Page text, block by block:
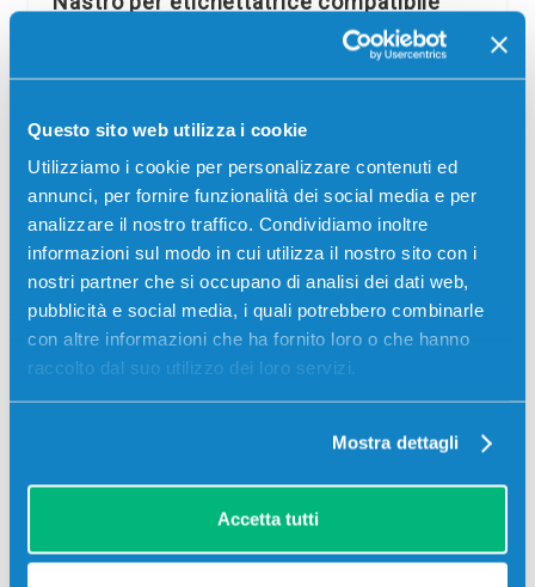
Questo sito web utilizza i cookie
Utilizziamo i cookie per personalizzare contenuti ed
annunci, per fornire funzionalità dei social media e per
analizzare il nostro traffico. Condividiamo inoltre
informazioni sul modo in cui utilizza il nostro sito con i
nostri partner che si occupano di analisi dei dati web,
pubblicità e social media, i quali potrebbero combinarle
con altre informazioni che ha fornito loro o che hanno
raccolto dal suo utilizzo dei loro servizi.
Mostra dettagli
Accetta tutti
Dymo S0720530 D1 da 12 mm (Rotolo 7
Codice:S0720530.C
Nastro per etichettatrice compatibile Dymo S0720530 D1
da 12 mm (Rotolo 7 metri) NERO SU BIANCO 7 metri per
Stampanti: Dymo 120P, Dymo 210D, Dymo…
5,20€
CONSEGNA IN 24/48 ORE
ore min
Più acquisti, più risparmi:Visita la pagina prodotto per